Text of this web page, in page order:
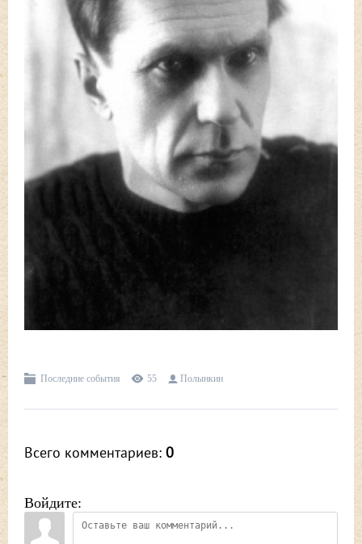
Последние события 55 Полынкин
Всего комментариев: 0
Войдите: